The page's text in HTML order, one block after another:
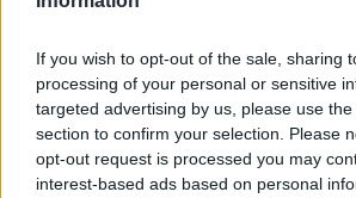
If you wish to opt-out of the sale, sharing
processing of your personal or sensitive
targeted advertising by us, please use
section to confirm your selection. Please
opt-out request is processed you may
interest-based ads based on personal
Πρόστιμο 700 ευρώ και
διπλώματος -Ποια
συνήθεια βάζουν στο
κάμερες
CAR & MOTOR TEAM